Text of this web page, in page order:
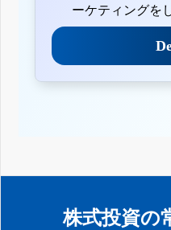
ーケティングを
株式投資の